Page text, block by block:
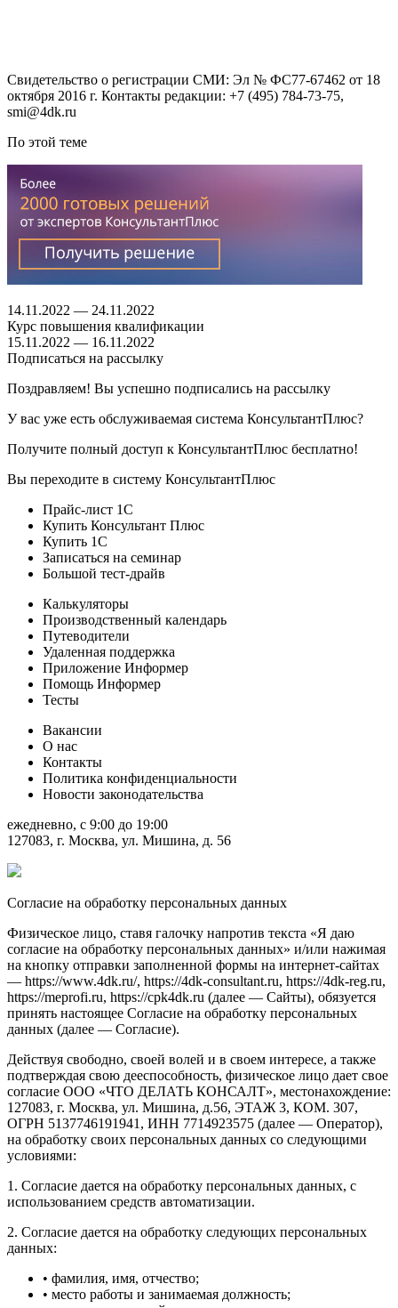
Свидетельство о регистрации СМИ: Эл № ФС77-67462 от 18
октября 2016 г. Контакты редакции: +7 (495) 784-73-75,
smi@4dk.ru
По этой теме
14.11.2022 — 24.11.2022
Курс повышения квалификации
15.11.2022 — 16.11.2022
Подписаться на рассылку
Поздравляем! Вы успешно подписались на рассылку
У вас уже есть обслуживаемая система КонсультантПлюс?
Получите полный доступ к КонсультантПлюс бесплатно!
Вы переходите в систему КонсультантПлюс
Прайс-лист 1С
Купить Консультант Плюс
Купить 1С
Записаться на семинар
Большой тест-драйв
Калькуляторы
Производственный календарь
Путеводители
Удаленная поддержка
Приложение Информер
Помощь Информер
Тесты
Вакансии
О нас
Контакты
Политика конфиденциальности
Новости законодательства
ежедневно, c 9:00 до 19:00
127083, г. Москва, ул. Мишина, д. 56
Согласие на обработку персональных данных
Физическое лицо, ставя галочку напротив текста «Я даю
согласие на обработку персональных данных» и/или нажимая
на кнопку отправки заполненной формы на интернет-сайтах
— https://www.4dk.ru/, https://4dk-consultant.ru, https://4dk-reg.ru,
https://meprofi.ru, https://cpk4dk.ru (далее — Сайты), обязуется
принять настоящее Согласие на обработку персональных
данных (далее — Согласие).
Действуя свободно, своей волей и в своем интересе, а также
подтверждая свою дееспособность, физическое лицо дает свое
согласие ООО «ЧТО ДЕЛАТЬ КОНСАЛТ», местонахождение:
127083, г. Москва, ул. Мишина, д.56, ЭТАЖ 3, КОМ. 307,
ОГРН 5137746191941, ИНН 7714923575 (далее — Оператор),
на обработку своих персональных данных со следующими
условиями:
1. Согласие дается на обработку персональных данных, с
использованием средств автоматизации.
2. Согласие дается на обработку следующих персональных
данных:
• фамилия, имя, отчество;
• место работы и занимаемая должность;